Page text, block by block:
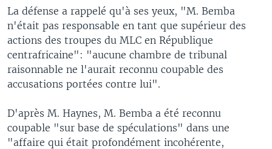
La défense a rappelé qu'à ses yeux, "M. Bemba
n'était pas responsable en tant que supérieur des
actions des troupes du MLC en République
centrafricaine": "aucune chambre de tribunal
raisonnable ne l'aurait reconnu coupable des
accusations portées contre lui".
D'après M. Haynes, M. Bemba a été reconnu
coupable "sur base de spéculations" dans une
"affaire qui était profondément incohérente,